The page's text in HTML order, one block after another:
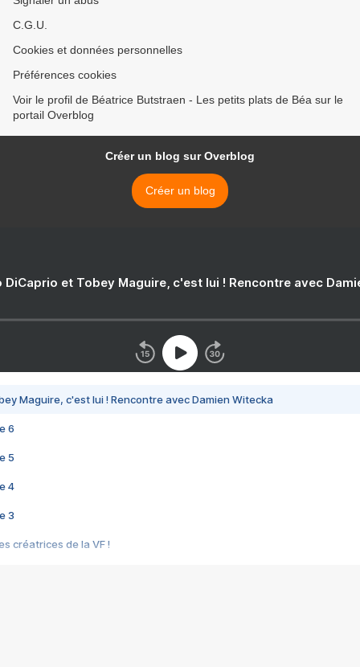
C.G.U.
Cookies et données personnelles
Préférences cookies
Voir le profil de Béatrice Butstraen - Les petits plats de Béa sur le
portail Overblog
Créer un blog sur Overblog
Créer un blog
DiCaprio et Tobey Maguire, c'est lui ! Rencontre avec
Maguire, c'est lui ! Rencontre avec Damien Witecka
6
5
4
3
créatrices de la VF !